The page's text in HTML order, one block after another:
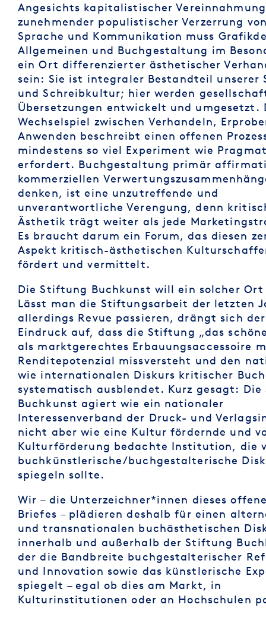
Angesichts kapitalistischer
zunehmender populistischer Verzerrung
Sprache und Kommunikation muss
Allgemeinen und Buchgestaltung im
ein Ort differenzierter ästhetischer
sein: Sie ist integraler Bestandteil unserer
und Schreibkultur; hier werden
Übersetzungen entwickelt und umgesetzt.
Wechselspiel zwischen Verhandeln,
Anwenden beschreibt einen offenen
mindestens so viel Experiment wie
erfordert. Buchgestaltung primär
kommerziellen
denken, ist eine unzutreffende und
unverantwortliche Verengung, denn
Ästhetik trägt weiter als jede
Es braucht darum ein Forum, das diesen
Aspekt kritisch-ästhetischen
fördert und vermittelt.
Die Stiftung Buchkunst will ein solcher Ort
Lässt man die Stiftungsarbeit der letzten
allerdings Revue passieren, drängt sich der
Eindruck auf, dass die Stiftung „das
als marktgerechtes Erbauungsaccessoire
Renditepotenzial missversteht und den
wie internationalen Diskurs kritischer
systematisch ausblendet. Kurz gesagt:
Buchkunst agiert wie ein nationaler
Interessenverband der Druck- und
nicht aber wie eine Kultur fördernde und
Kulturförderung bedachte Institution, die
buchkünstlerische/buchgestalterische
spiegeln sollte.
Wir – die Unterzeichner*innen dieses
Briefes – plädieren deshalb für einen
und transnationalen buchästhetischen
innerhalb und außerhalb der Stiftung
der die Bandbreite buchgestalterischer
und Innovation sowie das künstlerische
spiegelt – egal ob dies am Markt, in
Kulturinstitutionen oder an Hochschulen